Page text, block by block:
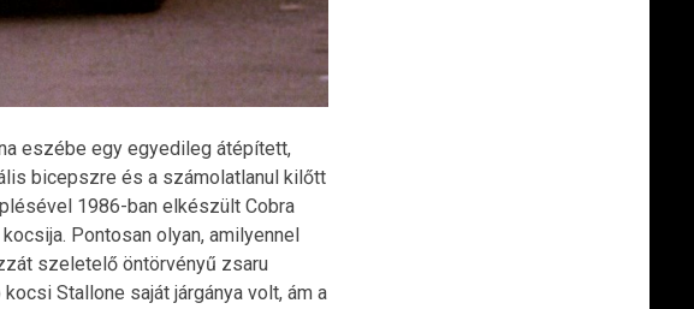
eszébe egy egyedileg átépített,
bicepszre és a számolatlanul kilőtt
1986-ban elkészült Cobra
Pontosan olyan, amilyennel
szeletelő öntörvényű zsaru
Stallone saját járgánya volt, ám a